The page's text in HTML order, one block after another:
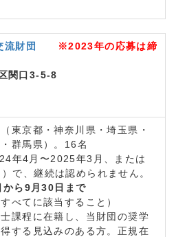
流財団
※2023年の応募は締
関口3-5-8
東京都・神奈川県・埼玉県・
群馬県）。16名
年4月〜2025年3月、または
で、継続は認められません。
から9月30日まで
べてに該当すること）
課程に在籍し、当財団の奨学
する見込みのある方。正規在